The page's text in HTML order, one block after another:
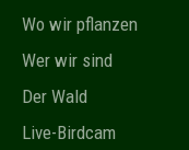
Wo wir pflanzen
Wer wir sind
Der Wald
Live-Birdcam